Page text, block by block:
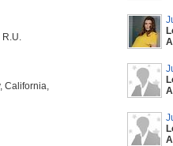
R.U.
California,